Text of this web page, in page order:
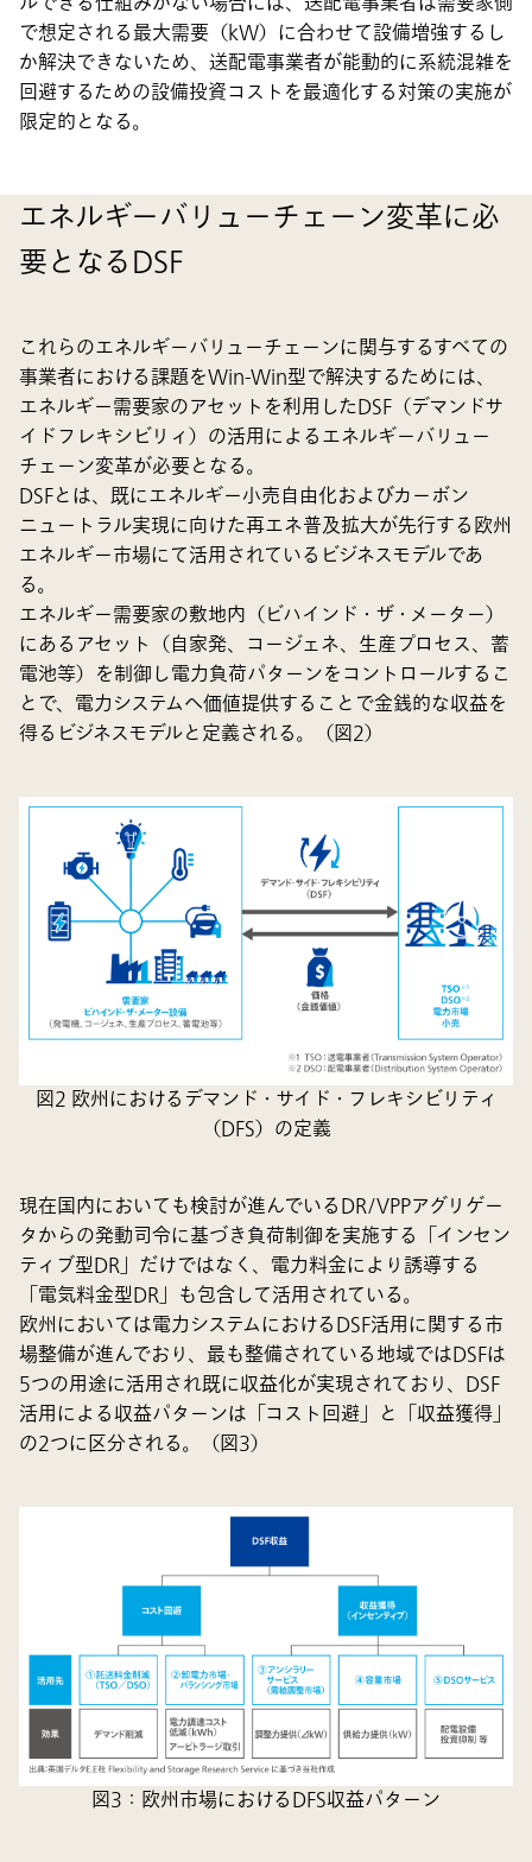
で想定される最大需要（kW）に合わせて設備増強するし
か解決できないため、送配電事業者が能動的に系統混雑を
回避するための設備投資コストを最適化する対策の実施が
限定的となる。
エネルギーバリューチェーン変革に必
要となるDSF
これらのエネルギーバリューチェーンに関与するすべての
事業者における課題をWin-Win型で解決するためには、
エネルギー需要家のアセットを利用したDSF（デマンドサ
イドフレキシビリィ） の活用によるエネルギーバリュー
チェーン変革が必要となる。
DSFとは、既にエネルギー小売自由化およびカーボン
ニュートラル実現に向けた再エネ普及拡大が先行する欧州
エネルギー市場にて活用されているビジネスモデルであ
る。
エネルギー需要家の敷地内（ビハインド・ザ・メーター）
にあるアセット（自家発、コージェネ、生産プロセス、蓄
電池等）を制御し電力負荷パターンをコントロールするこ
とで、電力システムへ価値提供することで金銭的な収益を
得るビジネスモデルと定義される。（図2）
図2 欧州におけるデマンド・サイド・フレキシビリティ
（DFS）の定義
現在国内においても検討が進んでいるDR/VPPアグリゲー
タからの発動司令に基づき負荷制御を実施する「インセン
ティブ型DR」だけではなく、電力料金により誘導する
「電気料金型DR」も包含して活用されている。
欧州においては電力システムにおけるDSF活用に関する市
場整備が進んでおり、最も整備されている地域ではDSFは
5つの用途に活用され既に収益化が実現されており、DSF
活用による収益パターンは「コスト回避」と「収益獲得」
の2つに区分される。（図3）
図3：欧州市場におけるDFS収益パターン